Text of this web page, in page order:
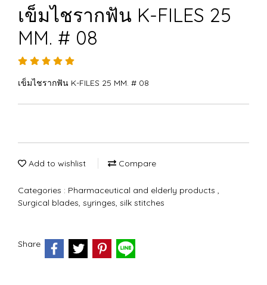
เข็มไชรากฟัน K-FILES 25
MM. # 08
เข็มไชรากฟัน K-FILES 25 MM. # 08
Add to wishlist Compare
Categories : Pharmaceutical and elderly products ,
Surgical blades, syringes, silk stitches
Share